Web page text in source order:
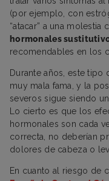
(por ejemplo, con
“atacar” a una molestia
hormonales
recomendables en los
Durante años, este tipo
muy mala fama, y la
severos sigue siendo
Lo cierto es que los
hormonales son cada
correcta, no deberían
dolores de cabeza o
En cuanto al riesgo de